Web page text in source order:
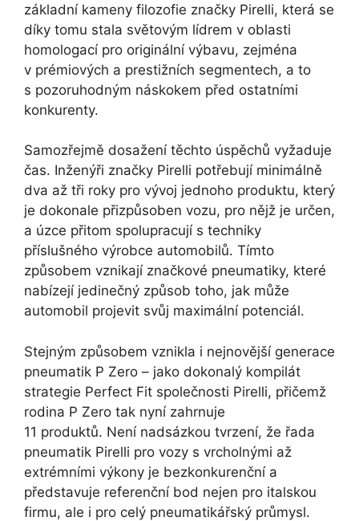
základní kameny filozofie značky Pirelli, která se
díky tomu stala světovým lídrem v oblasti
homologací pro originální výbavu, zejména
v prémiových a prestižních segmentech, a to
s pozoruhodným náskokem před ostatními
konkurenty.
Samozřejmě dosažení těchto úspěchů vyžaduje
čas. Inženýři značky Pirelli potřebují minimálně
dva až tři roky pro vývoj jednoho produktu, který
je dokonale přizpůsoben vozu, pro nějž je určen,
a úzce přitom spolupracují s techniky
příslušného výrobce automobilů. Tímto
způsobem vznikají značkové pneumatiky, které
nabízejí jedinečný způsob toho, jak může
automobil projevit svůj maximální potenciál.
Stejným způsobem vznikla i nejnovější generace
pneumatik P Zero – jako dokonalý kompilát
strategie Perfect Fit společnosti Pirelli, přičemž
rodina P Zero tak nyní zahrnuje
11 produktů. Není nadsázkou tvrzení, že řada
pneumatik Pirelli pro vozy s vrcholnými až
extrémními výkony je bezkonkurenční a
představuje referenční bod nejen pro italskou
firmu, ale i pro celý pneumatikářský průmysl.